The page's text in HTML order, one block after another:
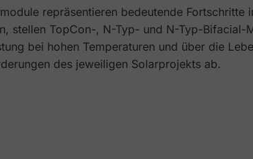
repräsentieren bedeutende Fortschritte
stellen TopCon-, N-Typ- und N-Typ-Bifacial-
bei hohen Temperaturen und über die
des jeweiligen Solarprojekts ab.